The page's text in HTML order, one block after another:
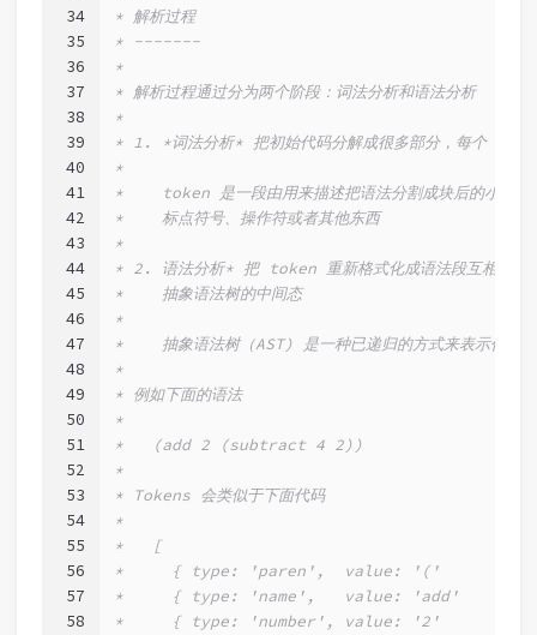
34
35
36
37
38
39
40
41
42
43
44
45
46
47
48
49
50
51
52
53
54
55
56
57
58
* 解析过程
* -------
*
* 解析过程通过分为两个阶段：词法分析和语法分析
*
* 1. *词法分析* 把初始代码分解成很多部分，每个
*
*    token 是一段由用来描述把语法分割成块后的小对象
*    标点符号、操作符或者其他东西
*
* 2. 语法分析* 把 token 重新格式化成语法段互相之间的
*    抽象语法树的中间态
*
*    抽象语法树（AST) 是一种已递归的方式来表示代码同
*
* 例如下面的语法
*
*   (add 2 (subtract 4 2))
*
* Tokens 会类似于下面代码
*
*   [
*     { type: 'paren',  value: '('        },
*     { type: 'name',   value: 'add'      },
*     { type: 'number', value: '2'        },